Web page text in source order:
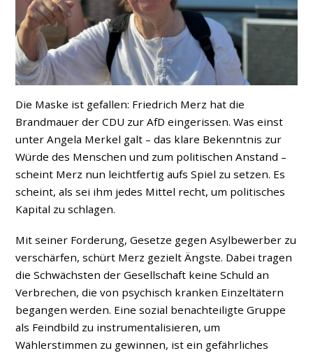
Die Maske ist gefallen: Friedrich Merz hat die
Brandmauer der CDU zur AfD eingerissen. Was einst
unter Angela Merkel galt – das klare Bekenntnis zur
Würde des Menschen und zum politischen Anstand –
scheint Merz nun leichtfertig aufs Spiel zu setzen. Es
scheint, als sei ihm jedes Mittel recht, um politisches
Kapital zu schlagen.
Mit seiner Forderung, Gesetze gegen Asylbewerber zu
verschärfen, schürt Merz gezielt Ängste. Dabei tragen
die Schwächsten der Gesellschaft keine Schuld an
Verbrechen, die von psychisch kranken Einzeltätern
begangen werden. Eine sozial benachteiligte Gruppe
als Feindbild zu instrumentalisieren, um
Wählerstimmen zu gewinnen, ist ein gefährliches